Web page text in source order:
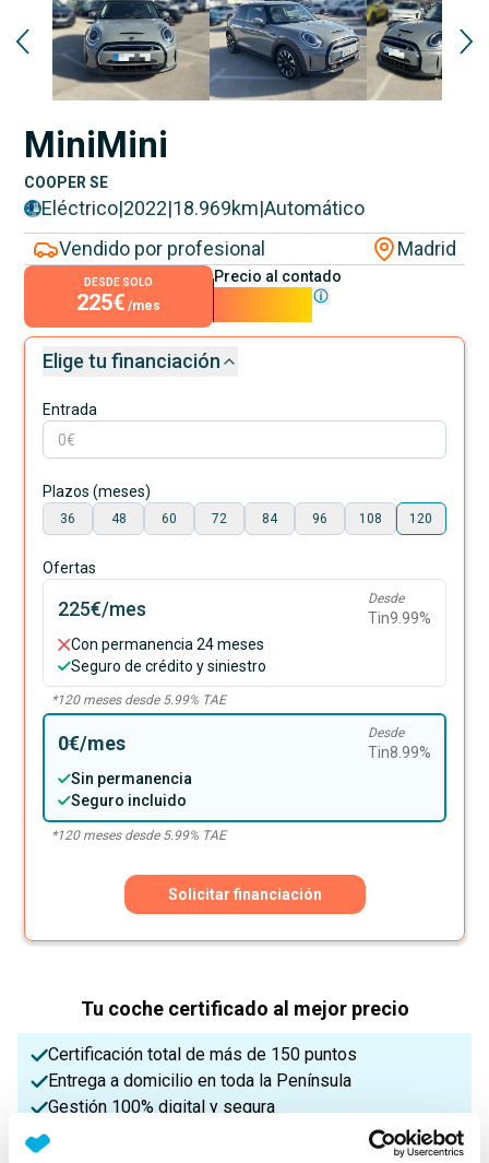
MiniMini
COOPER SE
Eléctrico|2022|18.969km|Automático
Vendido por profesional
Madrid
DESDE SOLO
225€ /mes
Precio al contado
Elige tu financiación
Entrada
Plazos (meses)
36 48 60 72 84 96 108 120
Ofertas
225€/mes Desde
Tin9.99%
Con permanencia 24 meses
Seguro de crédito y siniestro
*120meses desde 5.99% TAE
0€/mes Desde
Tin8.99%
Sin permanencia
Seguro incluido
*120meses desde 5.99% TAE
Solicitar financiación
Tu coche certificado al mejor precio
Certificación total de más de 150 puntos
Entrega a domicilio en toda la Península
Gestión 100% digital y segura